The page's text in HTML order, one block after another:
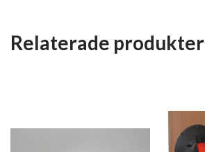
Relaterade produkter